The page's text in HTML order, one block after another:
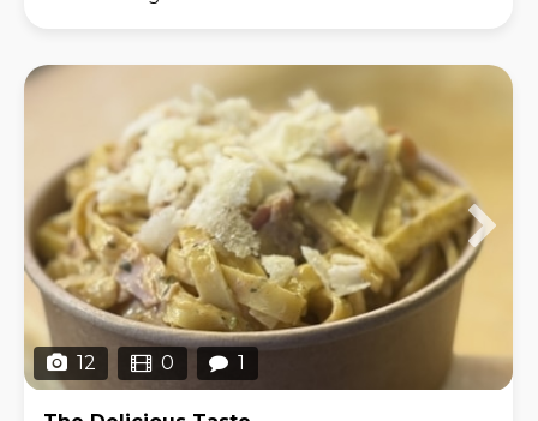
12 0 1